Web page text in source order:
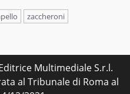
zaccheroni
Multimediale S.r.l.
al Tribunale di Roma al